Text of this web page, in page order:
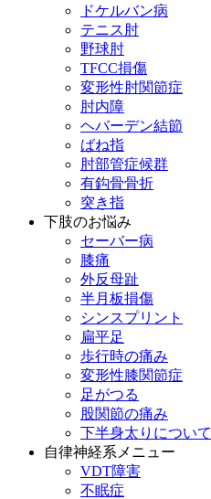
ドケルバン病
テニス肘
野球肘
TFCC損傷
変形性肘関節症
肘内障
ヘバーデン結節
ばね指
肘部管症候群
有鈎骨骨折
突き指
下肢のお悩み
セーバー病
膝痛
外反母趾
半月板損傷
シンスプリント
扁平足
歩行時の痛み
変形性膝関節症
足がつる
股関節の痛み
下半身太りについて
自律神経系メニュー
VDT障害
不眠症